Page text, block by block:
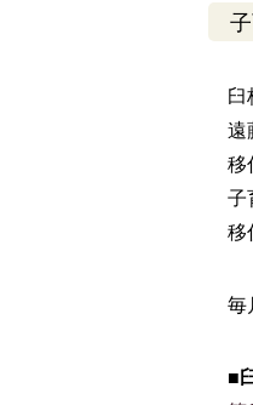
臼
遠
移
子
移
毎
■